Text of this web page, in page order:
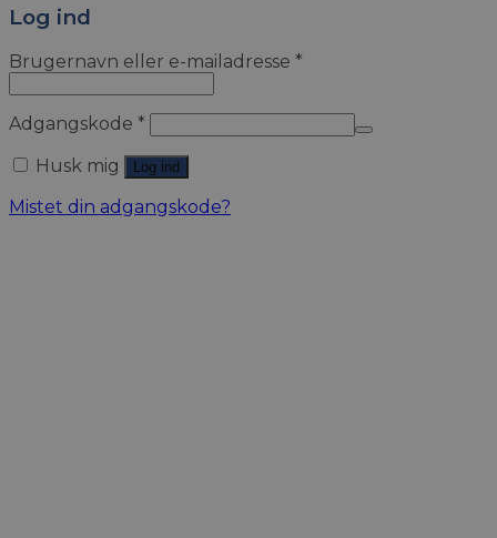
Log ind
Brugernavn eller e-mailadresse *
Adgangskode *
Husk mig
Log ind
Mistet din adgangskode?